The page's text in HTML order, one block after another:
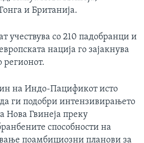
и Британија.
учествува со 210 падобранци и
нација го зајакнува
регионот.
на Индо-Пацификот исто
ги подобри интензивирањето
Нова Гвинеја преку
способности на
поамбициозни планови за